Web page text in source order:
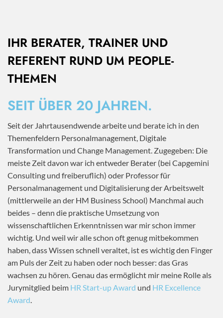
IHR BERATER, TRAINER UND
REFERENT RUND UM PEOPLE-
THEMEN
SEIT ÜBER 20 JAHREN.
Seit der Jahrtausendwende arbeite und berate ich in den
Themenfeldern Personalmanagement, Digitale
Transformation und Change Management. Zugegeben: Die
meiste Zeit davon war ich entweder Berater (bei Capgemini
Consulting und freiberuflich) oder Professor für
Personalmanagement und Digitalisierung der Arbeitswelt
(mittlerweile an der HM Business School) Manchmal auch
beides – denn die praktische Umsetzung von
wissenschaftlichen Erkenntnissen war mir schon immer
wichtig. Und weil wir alle schon oft genug mitbekommen
haben, dass Wissen schnell veraltet, ist es wichtig den Finger
am Puls der Zeit zu haben oder noch besser: das Gras
wachsen zu hören. Genau das ermöglicht mir meine Rolle als
Jurymitglied beim HR Start-up Award und HR Excellence
Award.